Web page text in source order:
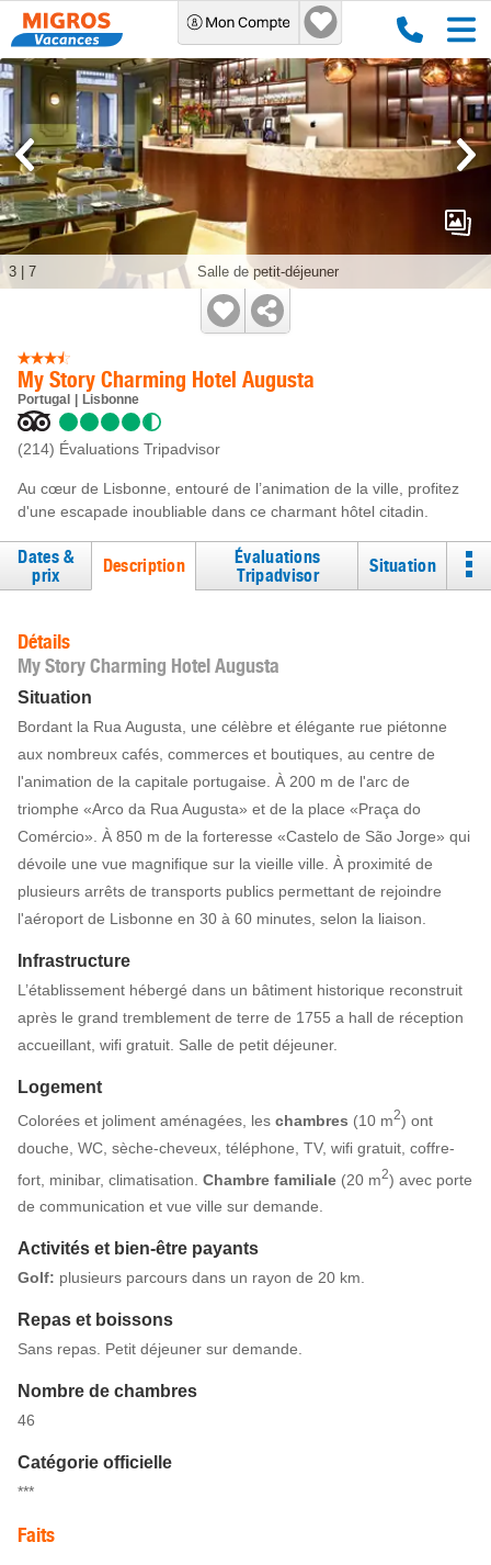
My Story Charming Hotel Augusta
Portugal Lisbonne
(214) Évaluations Tripadvisor
Au cœur de Lisbonne, entouré de l’animation de la ville, profitez
d'une escapade inoubliable dans ce charmant hôtel citadin.
Salle de petit-déjeuner
3 7
Dates &
prix
Description
Évaluations
Tripadvisor
Situation
Détails
My Story Charming Hotel Augusta
Situation
Bordant la Rua Augusta, une célèbre et élégante rue piétonne
aux nombreux cafés, commerces et boutiques, au centre de
l'animation de la capitale portugaise. À 200 m de l'arc de
triomphe «Arco da Rua Augusta» et de la place «Praça do
Comércio». À 850 m de la forteresse «Castelo de São Jorge» qui
dévoile une vue magnifique sur la vieille ville. À proximité de
plusieurs arrêts de transports publics permettant de rejoindre
l'aéroport de Lisbonne en 30 à 60 minutes, selon la liaison.
Infrastructure
L’établissement hébergé dans un bâtiment historique reconstruit
après le grand tremblement de terre de 1755 a hall de réception
accueillant, wifi gratuit. Salle de petit déjeuner.
Logement
Colorées et joliment aménagées, les chambres (10 m2) ont
douche, WC, sèche-cheveux, téléphone, TV, wifi gratuit, coffre-
fort, minibar, climatisation. Chambre familiale (20 m2) avec porte
de communication et vue ville sur demande.
Activités et bien-être payants
Golf: plusieurs parcours dans un rayon de 20 km.
Repas et boissons
Sans repas. Petit déjeuner sur demande.
Nombre de chambres
46
Catégorie officielle
***
Faits